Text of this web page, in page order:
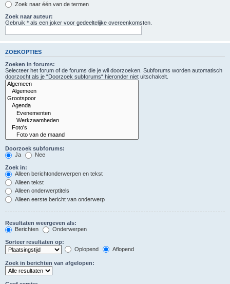
Zoek naar één van de termen
Zoek naar auteur:
Gebruik * als een joker voor gedeeltelijke overeenkomsten.
ZOEKOPTIES
Zoeken in forums:
Selecteer het forum of de forums die je wil doorzoeken. Subforums worden automatisch
doorzocht als je “Doorzoek subforums“ hieronder niet uitschakelt.
Doorzoek subforums:
Ja
Nee
Zoek in:
Alleen berichtonderwerpen en tekst
Alleen tekst
Alleen onderwerptitels
Alleen eerste bericht van onderwerp
Resultaten weergeven als:
Berichten
Onderwerpen
Sorteer resultaten op:
Oplopend
Aflopend
Zoek in berichten van afgelopen: